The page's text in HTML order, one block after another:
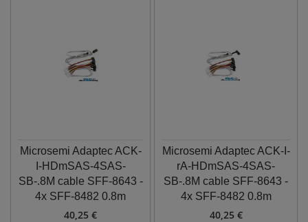
Microsemi Adaptec ACK-
I-HDmSAS-4SAS-
SB-.8M cable SFF-8643 -
4x SFF-8482 0.8m
40,25 €
Microsemi Adaptec ACK-I-
rA-HDmSAS-4SAS-
SB-.8M cable SFF-8643 -
4x SFF-8482 0.8m
40,25 €